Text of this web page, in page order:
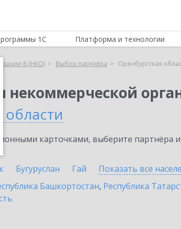
1С Платформа и технологии
8 (НКО) Выбор партнёра Оренбургская
некоммерческой
области
карточками, выберите партнёра
Бугуруслан Гай Показать все
Башкортостан, Республика